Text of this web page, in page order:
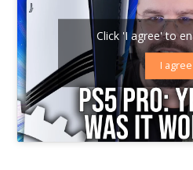
Click 'I agree' to
I agree